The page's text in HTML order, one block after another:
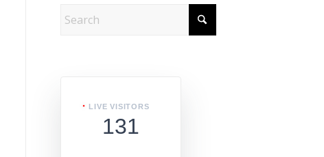
LIVE VISITORS
131